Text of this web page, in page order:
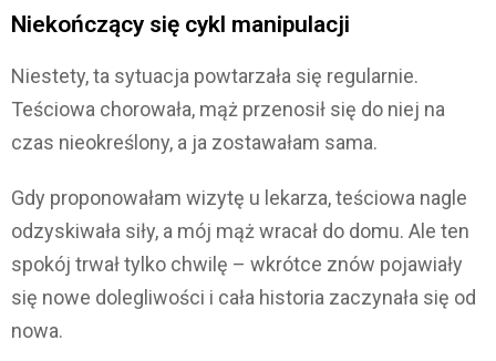
Niekończący się cykl manipulacji
Niestety, ta sytuacja powtarzała się regularnie.
Teściowa chorowała, mąż przenosił się do niej na
czas nieokreślony, a ja zostawałam sama.
Gdy proponowałam wizytę u lekarza, teściowa nagle
odzyskiwała siły, a mój mąż wracał do domu. Ale ten
spokój trwał tylko chwilę – wkrótce znów pojawiały
się nowe dolegliwości i cała historia zaczynała się od
nowa.